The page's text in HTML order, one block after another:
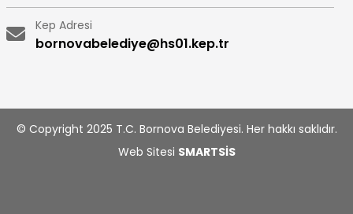
Kep Adresi
bornovabelediye@hs01.kep.tr
© Copyright 2025 T.C. Bornova Belediyesi. Her hakkı saklıdır.
Web Sitesi SMARTSİS